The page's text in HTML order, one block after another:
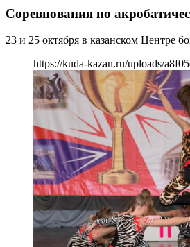
Соревнования по
23 и 25 октября в казанском Центре
https://kuda-kazan.ru/uploads/